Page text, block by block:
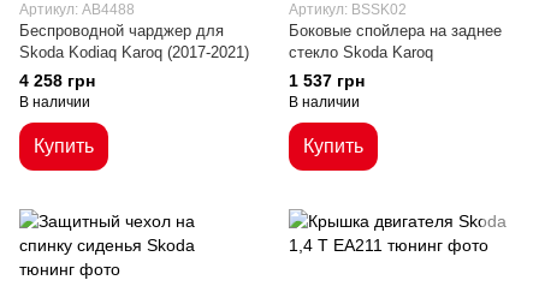
Артикул: AB4488
Беспроводной чарджер для
Skoda Kodiaq Karoq (2017-2021)
4 258 грн
В наличии
Купить
Артикул: BSSK02
Боковые спойлера на заднее
стекло Skoda Karoq
1 537 грн
В наличии
Купить